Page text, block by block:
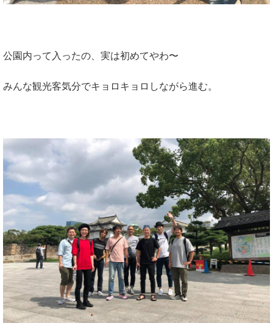
公園内って入ったの、実は初めてやわ〜
みんな観光客気分でキョロキョロしながら進む。